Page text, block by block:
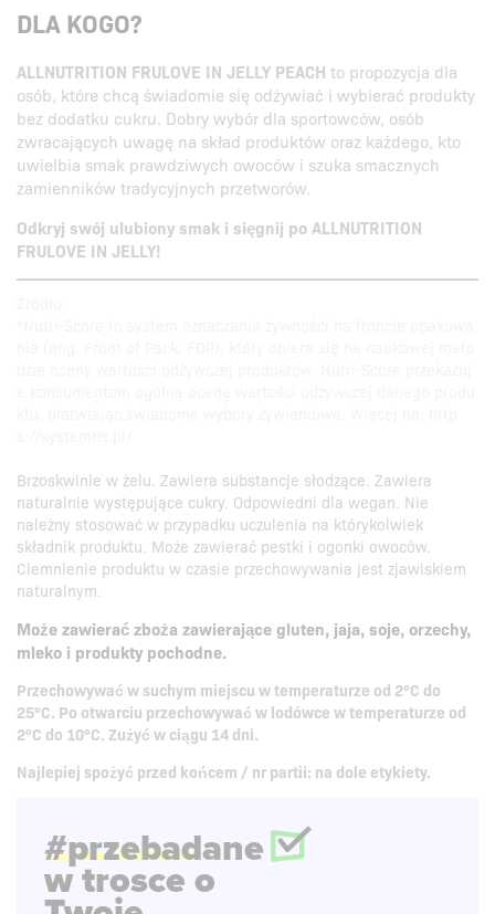
DLA KOGO?
ALLNUTRITION FRULOVE IN JELLY PEACH to propozycja dla
osób, które chcą świadomie się odżywiać i wybierać produkty
bez dodatku cukru. Dobry wybór dla sportowców, osób
zwracających uwagę na skład produktów oraz każdego, kto
uwielbia smak prawdziwych owoców i szuka smacznych
zamienników tradycyjnych przetworów.
Odkryj swój ulubiony smak i sięgnij po ALLNUTRITION
FRULOVE IN JELLY!
Brzoskwinie w żelu. Zawiera substancje słodzące. Zawiera
naturalnie występujące cukry. Odpowiedni dla wegan. Nie
należny stosować w przypadku uczulenia na którykolwiek
składnik produktu. Może zawierać pestki i ogonki owoców.
Ciemnienie produktu w czasie przechowywania jest zjawiskiem
naturalnym.
Może zawieraćzboża zawierające gluten, jaja, soje, orzechy,
mleko i produkty pochodne.
Przechowywać w suchym miejscu w temperaturze od 2°C do
25°C. Po otwarciu przechowywać w lodówce w temperaturze od
2°C do 10°C. Zużyć w ciągu 14 dni.
Najlepiej spożyć przed końcem / nr partii: na dole etykiety.
#przebadane
w trosce o